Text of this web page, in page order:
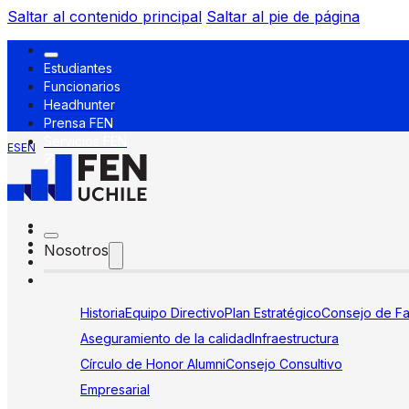
Saltar al contenido principal Saltar al pie de página
Estudiantes
Funcionarios
Headhunter
Prensa FEN
ESEN
Nosotros
HistoriaEquipo DirectivoPlan EstratégicoConsejo de
Aseguramiento de la calidadInfraestructura
Círculo de Honor AlumniConsejo Consultivo
Empresarial